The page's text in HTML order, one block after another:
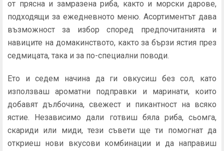
от прясна и замразена риба, както и морски дарове,
подходящи за ежедневното меню. Асортиментът дава
възможност за избор според предпочитанията и
навиците на домакинството, както за бързи ястия през
седмицата, така и за по-специални поводи.
Ето и седем начина да ги овкусиш без сол, като
използваш ароматни подправки и маринати, които
добавят дълбочина, свежест и пикантност на всяко
ястие. Независимо дали готвиш бяла риба, сьомга,
скариди или миди, тези съвети ще ти помогнат да
откриеш нови вкусови комбинации и да направиш